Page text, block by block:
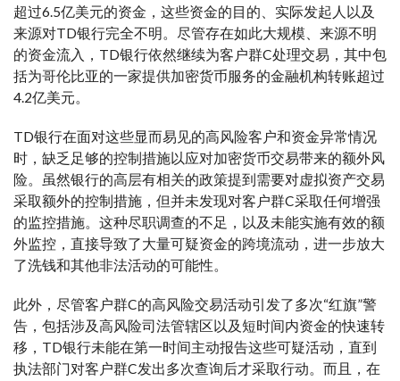
超过6.5亿美元的资金，这些资金的目的、实际发起人以及
来源对TD银行完全不明。尽管存在如此大规模、来源不明
的资金流入，TD银行依然继续为客户群C处理交易，其中包
括为哥伦比亚的一家提供加密货币服务的金融机构转账超过
4.2亿美元。
TD银行在面对这些显而易见的高风险客户和资金异常情况
时，缺乏足够的控制措施以应对加密货币交易带来的额外风
险。虽然银行的高层有相关的政策提到需要对虚拟资产交易
采取额外的控制措施，但并未发现对客户群C采取任何增强
的监控措施。这种尽职调查的不足，以及未能实施有效的额
外监控，直接导致了大量可疑资金的跨境流动，进一步放大
了洗钱和其他非法活动的可能性。
此外，尽管客户群C的高风险交易活动引发了多次“红旗”警
告，包括涉及高风险司法管辖区以及短时间内资金的快速转
移，TD银行未能在第一时间主动报告这些可疑活动，直到
执法部门对客户群C发出多次查询后才采取行动。而且，在